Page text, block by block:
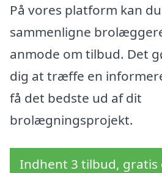
På vores platform kan
sammenligne
anmode om tilbud. Det
dig at træffe en
få det bedste ud af dit
brolægningsprojekt.
Indhent 3 tilbud, gratis